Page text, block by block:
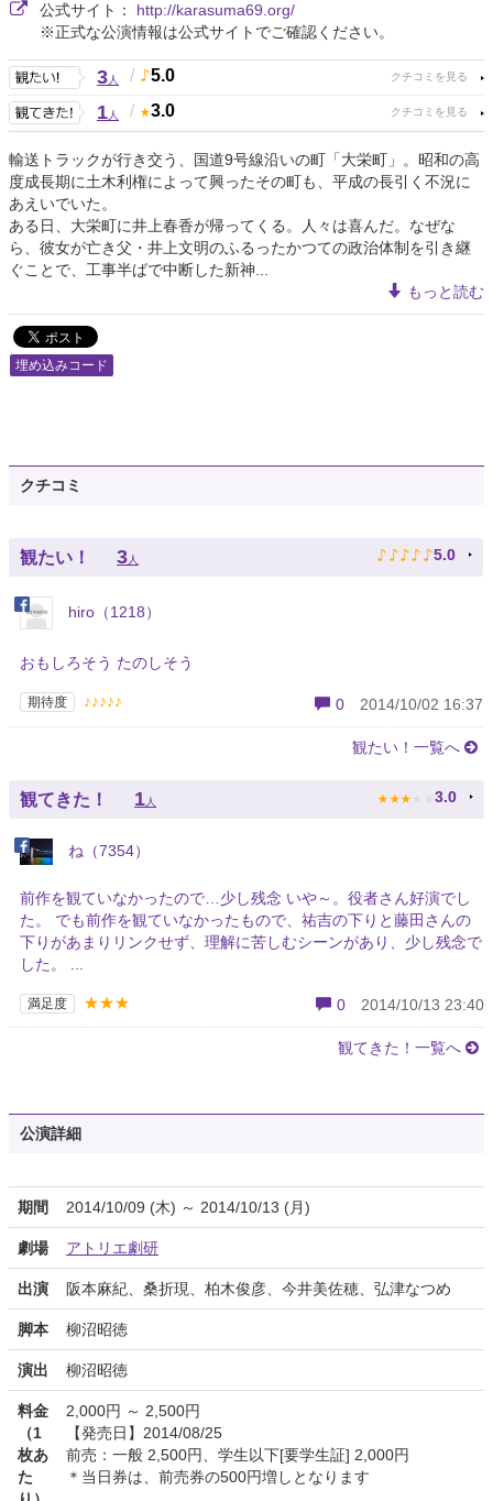
公式サイト： http://karasuma69.org/
※正式な公演情報は公式サイトでご確認ください。
3人 / 5.0
1人 / 3.0
輸送トラックが行き交う、国道9号線沿いの町「大栄町」。昭和の高
度成長期に土木利権によって興ったその町も、平成の長引く不況に
あえいでいた。
ある日、大栄町に井上春香が帰ってくる。人々は喜んだ。なぜな
ら、彼女が亡き父・井上文明のふるった​かつての​政治体制を引き継
ぐことで、工事半ばで中断した新神...
もっと読む
埋め込みコード
クチコミ
観たい！ 3人 ♪ ♪ ♪ ♪ ♪ 5.0
hiro（1218）
おもしろそう たのしそう
期待度 ♪♪♪♪♪ 0 2014/10/02 16:37
観たい！一覧へ
観てきた！ 1 人 ★ ★ ★ ★ ★ 3.0
ね（7354）
前作を観ていなかったので…少し残念 いや～。役者さん好演でし
た。 でも前作を観ていなかったもので、祐吉の下りと藤田さんの
下りがあまりリンクせず、理解に苦しむシーンがあり、少し残念で
した。 ...
満足度 ★★★ 0 2014/10/13 23:40
観てきた！一覧へ
公演詳細
期間 2014/10/09 (木) ～ 2014/10/13 (月)
劇場 アトリエ劇研
出演 阪本麻紀、桑折現、柏木俊彦、今井美佐穂、弘津なつめ
脚本 柳沼昭徳
演出 柳沼昭徳
料金
（1
枚あ
た
2,000円 ～ 2,500円
【発売日】2014/08/25
前売：一般 2,500円、学生以下[要学生証] 2,000円
＊当日券は、前売券の500円増しとなります